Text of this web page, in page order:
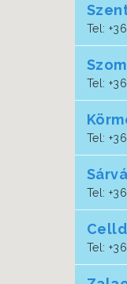
Tel:
Tel:
Tel:
Tel:
Tel: